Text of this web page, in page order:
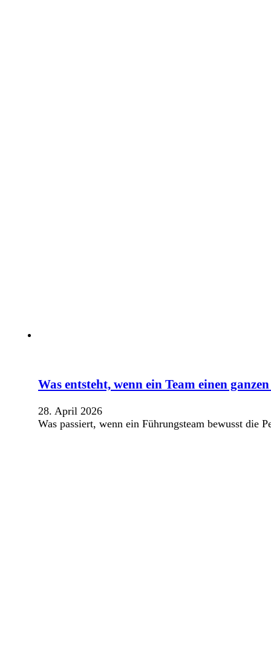
Was entsteht, wenn ein Team einen
28. April 2026
Was passiert, wenn ein Führungsteam bewusst